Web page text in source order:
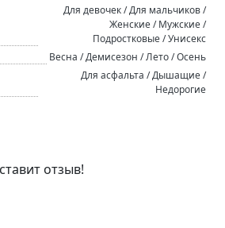
Для девочек / Для мальчиков /
Женские / Мужские /
Подростковые / Унисекс
Весна / Демисезон / Лето / Осень
Для асфальта / Дышащие /
Недорогие
отзыв!